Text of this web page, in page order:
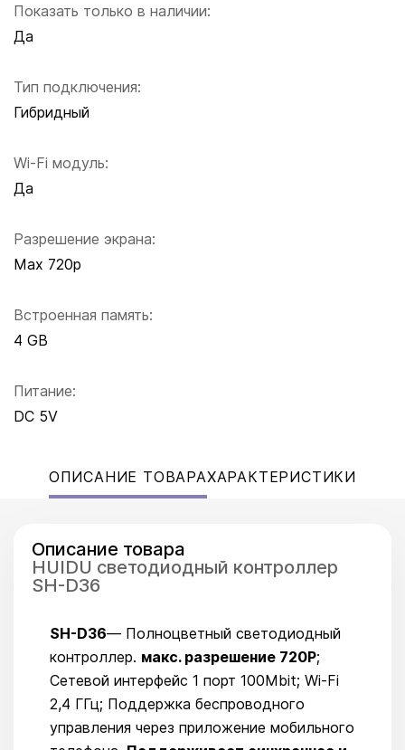
Показать только в наличии:
Да
Тип подключения:
Гибридный
Wi-Fi модуль:
Да
Разрешение экрана:
Max 720p
Встроенная память:
4 GB
Питание:
DC 5V
ОПИСАНИЕ ТОВАРАХАРАКТЕРИСТИКИ
Описание товара
HUIDU светодиодный контроллер
SH-D36
SH-D36— Полноцветный светодиодный
контроллер. макс. разрешение 720P;
Сетевой интерфейс 1 порт 100Mbit; Wi-Fi
2,4 ГГц; Поддержка беспроводного
управления через приложение мобильного